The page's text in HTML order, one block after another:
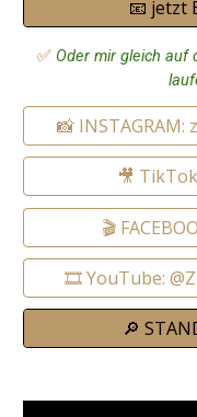
📧 jetzt
✅ Oder mir gleich auf
📸
🎥
🎬
🎞️ YouTube:
🔎